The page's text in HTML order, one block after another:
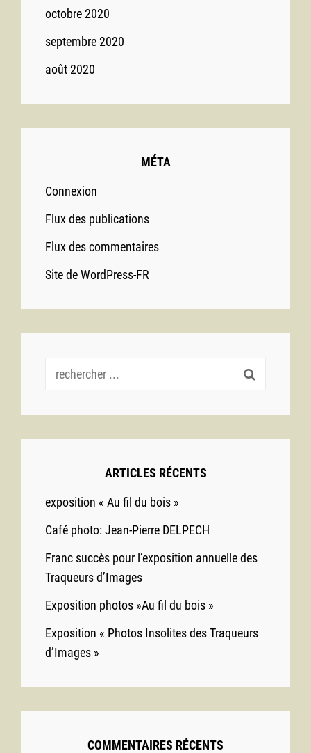
octobre 2020
septembre 2020
août 2020
MÉTA
Connexion
Flux des publications
Flux des commentaires
Site de WordPress-FR
Recherche
ARTICLES RÉCENTS
exposition « Au fil du bois »
Café photo: Jean-Pierre DELPECH
Franc succès pour l’exposition annuelle des
Traqueurs d’Images
Exposition photos »Au fil du bois »
Exposition « Photos Insolites des Traqueurs
d’Images »
COMMENTAIRES RÉCENTS